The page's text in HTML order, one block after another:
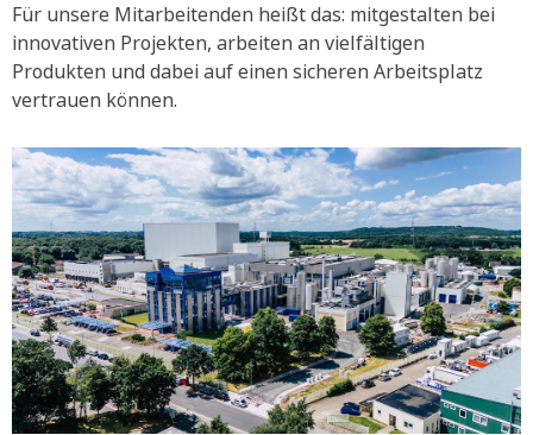
Für unsere Mitarbeitenden heißt das: mitgestalten bei
innovativen Projekten, arbeiten an vielfältigen
Produkten und dabei auf einen sicheren Arbeitsplatz
vertrauen können.